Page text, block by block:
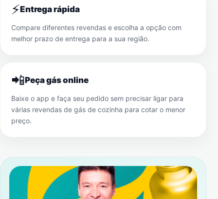
⚡Entrega rápida
Compare diferentes revendas e escolha a opção com
melhor prazo de entrega para a sua região.
📲Peça gás online
Baixe o app e faça seu pedido sem precisar ligar para
várias revendas de gás de cozinha para cotar o menor
preço.